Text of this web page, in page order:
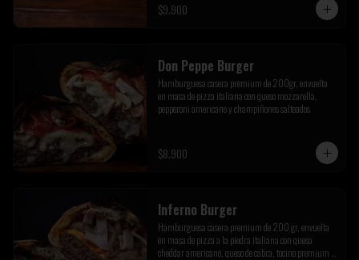
$9.900
Don Peppe Burger
Hamburguesa casera premium de 200gr, envuelta
en masa de pizza italiana con queso mozzarella,
pepperoni americano y champiñones salteados
$8.900
Inferno Burger
Hamburguesa casera premium de 200 gr, envuelta
en masa de pizza a la piedra italiana con queso
cheddar americano, queso de cabra, tocino premium y